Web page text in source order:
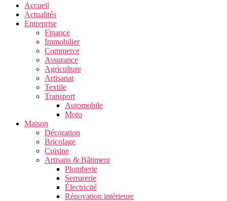
Accueil
Actualités
Entreprise
Finance
Immobilier
Commerce
Assurance
Agriculture
Artisanat
Textile
Transport
Automobile
Moto
Maison
Décoration
Bricolage
Cuisine
Artisans & Bâtiment
Plomberie
Serrurerie
Électricité
Rénovation intérieure